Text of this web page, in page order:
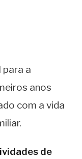
para a
anos
com a vida
de